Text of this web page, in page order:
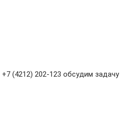
+7 (4212) 202-123 обсудим задачу